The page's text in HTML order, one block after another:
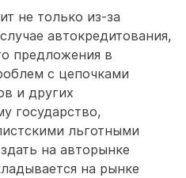
не только из-за
автокредитования,
предложения в
с цепочками
и других
государство,
льготными
на авторынке
на рынке